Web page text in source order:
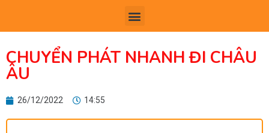
CHUYỂN PHÁT NHANH ĐI CHÂU
ÂU
26/12/2022 14:55